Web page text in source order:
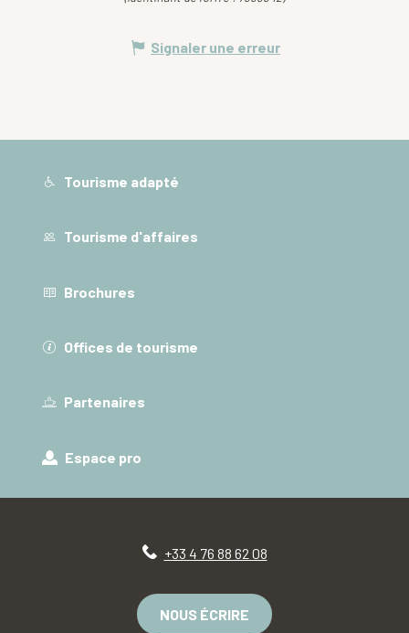
Signaler une erreur
Tourisme adapté
Tourisme d'affaires
Brochures
Offices de tourisme
Partenaires
Espace pro
+33 4 76 88 62 08
NOUS ÉCRIRE